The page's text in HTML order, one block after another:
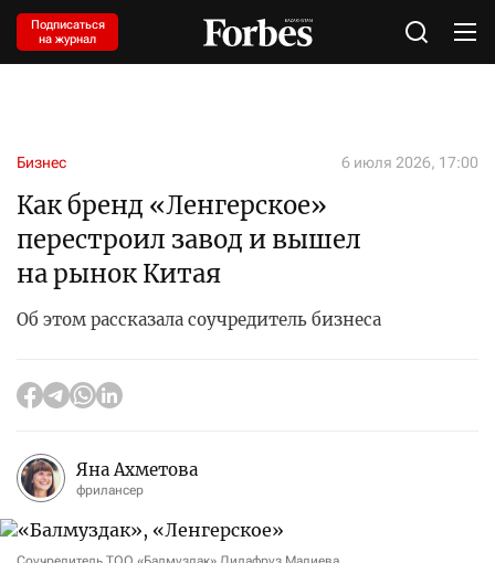
Подписаться
на журнал
Бизнес 6 июля 2026, 17:00
Как бренд «Ленгерское»
перестроил завод и вышел
на рынок Китая
Об этом рассказала соучредитель бизнеса
Яна Ахметова
фрилансер